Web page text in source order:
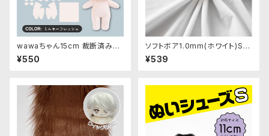
wawaちゃん15cm 裁断済みパ
ーツセット
¥550
ソフトボア1.0mm(ホワイト)SS
B137ぬいぐるみ用短毛ボア生
地 20cm
¥539